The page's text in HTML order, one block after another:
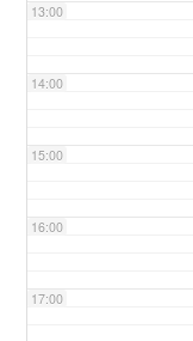
13:00
14:00
15:00
16:00
17:00